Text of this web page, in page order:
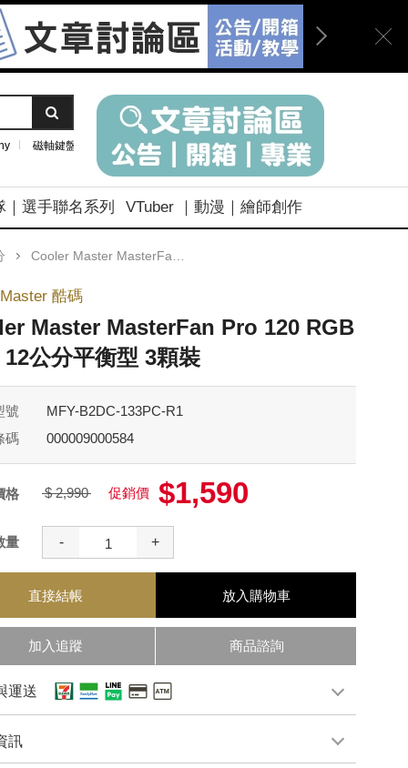
磁軸鍵盤
｜選手聯名系列 VTuber ｜動漫｜繪師創作
Cooler Master MasterFan Pro 120 RGB風扇 12公分平衡型 3顆裝
酷碼
Master MasterFan Pro 120 RGB
公分平衡型 3顆裝
號
MFY-B2DC-133PC-R1
碼
000009000584
格 $ 2,990 促銷價 $1,590
量 - +
直接結帳 放入購物車
加入追蹤 商品諮詢
運送
訊